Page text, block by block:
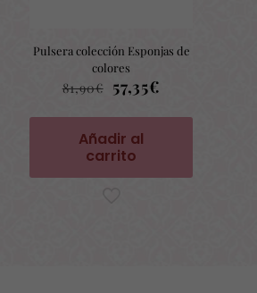
Pulsera colección Esponjas de
colores
81,90€ El
precio
original
era:
81,90€.
57,35€
actual
Añadir al
carrito